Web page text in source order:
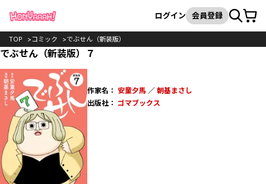
検索
ログイン 会員登録カート
TOP コミック でぶせん（新装版）
でぶせん（新装版）７
作家名： 安童夕馬／ 朝基まさし
出版社： ゴマブックス